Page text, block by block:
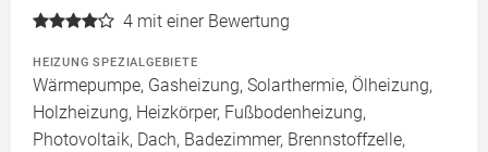
4 mit einer Bewertung
HEIZUNG SPEZIALGEBIETE
Wärmepumpe, Gasheizung, Solarthermie, Ölheizung,
Holzheizung, Heizkörper, Fußbodenheizung,
Photovoltaik, Dach, Badezimmer, Brennstoffzelle,